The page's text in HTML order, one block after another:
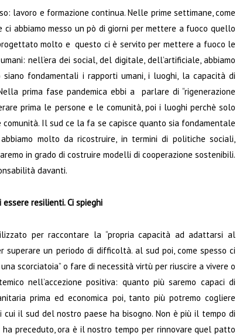
lavoro e formazione continua. Nelle prime settimane, come
abbiamo messo un pò di giorni per mettere a fuoco quello
molto e questo ci è servito per mettere a fuoco le
nell’era dei social, del digitale, dell’artificiale, abbiamo
fondamentali i rapporti umani, i luoghi, la capacità di
prima fase pandemica ebbi a parlare di “rigenerazione
prima le persone e le comunità, poi i luoghi perchè solo
Il sud ce la fa se capisce quanto sia fondamentale
molto da ricostruire, in termini di politiche sociali,
in grado di costruire modelli di cooperazione sostenibili.
davanti.
resilienti. Ci spieghi
per raccontare la “propria capacità ad adattarsi al
superare un periodo di difficoltà. al sud poi, come spesso ci
scorciatoia” o fare di necessità virtù per riuscire a vivere o
nell’accezione positiva: quanto più saremo capaci di
prima ed economica poi, tanto più potremo cogliere
il sud del nostro paese ha bisogno. Non è più il tempo di
preceduto, ora è il nostro tempo per rinnovare quel patto